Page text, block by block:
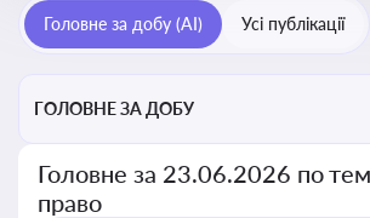
ефективного управління земельними
Головне за добу (AI) Усі публікації
ГОЛОВНЕ ЗА ДОБУ
Головне за 23.06.2026 по
право